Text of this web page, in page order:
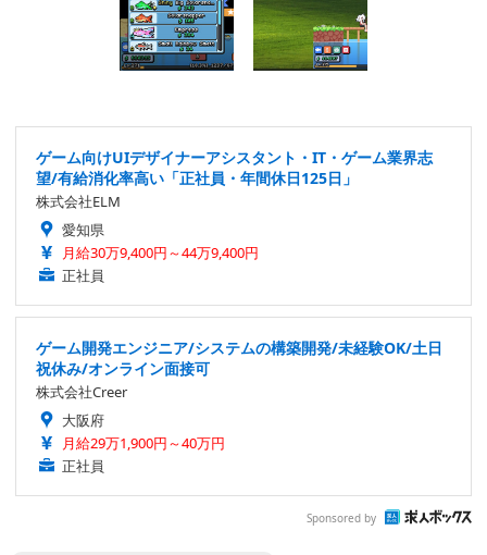
ゲーム向けUIデザイナーアシスタント・IT・ゲーム業界志
望/有給消化率高い「正社員・年間休日125日」
株式会社ELM
愛知県
月給30万9,400円～44万9,400円
正社員
ゲーム開発エンジニア/システムの構築開発/未経験OK/土日
祝休み/オンライン面接可
株式会社Creer
大阪府
月給29万1,900円～40万円
正社員
Sponsored by